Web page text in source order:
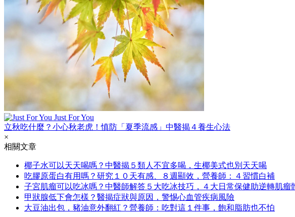
Just For You
立秋吃什麼？小心秋老虎！慎防「夏季流感」中醫揭４養生心法
×
相關文章
椰子水可以天天喝嗎？中醫揭５類人不宜多喝，生椰美式也別天天喝
吃膠原蛋白有用嗎？研究１０天有感、８週顯效，營養師：４習慣白補
子宮肌瘤可以吃冰嗎？中醫師解答５大吃冰技巧，４大日常保健助逆轉肌瘤
甲狀腺低下會怎樣？醫揭症狀與原因，警惕心血管疾病風險
大豆油出包，豬油意外翻紅？營養師：吃對這１件事，飽和脂肪也不怕